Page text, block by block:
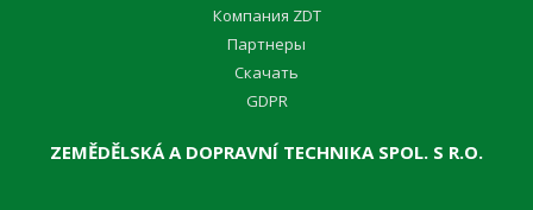
Компания ZDT
Партнеры
Cкачать
GDPR
ZEMĚDĚLSKÁ A DOPRAVNÍ TECHNIKA SPOL. S R.O.